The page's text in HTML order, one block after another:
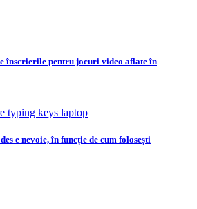
înscrierile pentru jocuri video aflate în
e nevoie, în funcție de cum folosești